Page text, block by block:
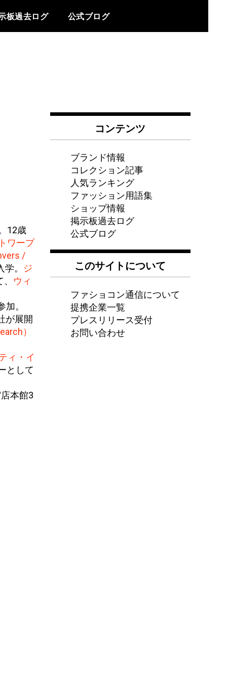
板過去ログ 公式ブログ
12歳
ワープ
/
。
ジ
ウィ
。
が展開
）
ィ・イ
として
本館3
コンテンツ
ブランド情報
コレクション記事
人気ランキング
ファッション用語集
ショップ情報
掲示板過去ログ
公式ブログ
このサイトについて
ファショコン通信について
提携企業一覧
プレスリリース受付
お問い合わせ